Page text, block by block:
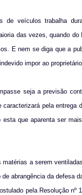
de veículos trabalha
das vezes, quando
E nem se diga que a
impor ao
seja a previsão
caracterizará pela entrega
esta que aparenta ser
a serem
abrangência da defesa
pela Resolução